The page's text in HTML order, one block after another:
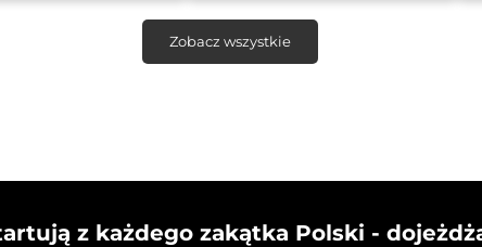
Zobacz wszystkie
z każdego zakątka Polski -